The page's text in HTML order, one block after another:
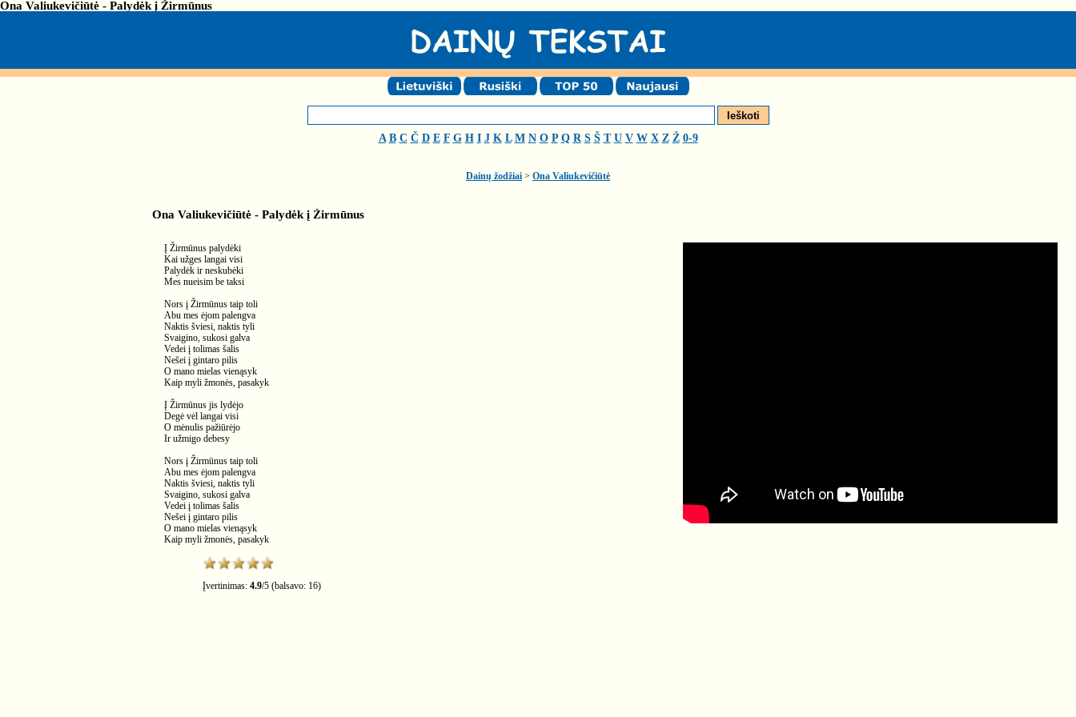
Ona Valiukevičiūtė - Palydėk į Žirmūnus
A B C Č D E F G H I J K L M N O P Q R S Š T U V W X Z Ž 0-9
Dainų žodžiai > Ona Valiukevičiūtė
Ona Valiukevičiūtė - Palydėk į Žirmūnus
Į Žirmūnus palydėki
Kai užges langai visi
Palydėk ir neskubėki
Mes nueisim be taksi
Nors į Žirmūnus taip toli
Abu mes ėjom palengva
Naktis šviesi, naktis tyli
Svaigino, sukosi galva
Vedei į tolimas šalis
Nešei į gintaro pilis
O mano mielas vienąsyk
Kaip myli žmonės, pasakyk
Į Žirmūnus jis lydėjo
Degė vėl langai visi
O mėnulis pažiūrėjo
Ir užmigo debesy
Nors į Žirmūnus taip toli
Abu mes ėjom palengva
Naktis šviesi, naktis tyli
Svaigino, sukosi galva
Vedei į tolimas šalis
Nešei į gintaro pilis
O mano mielas vienąsyk
Kaip myli žmonės, pasakyk
Įvertinimas: 4.9/5 (balsavo: 16)